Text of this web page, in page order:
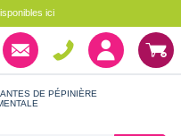
ici
DE PÉPINIÈRE